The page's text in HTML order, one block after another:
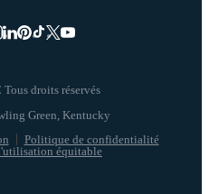
droits réservés
Politique de confidentialité
équitable